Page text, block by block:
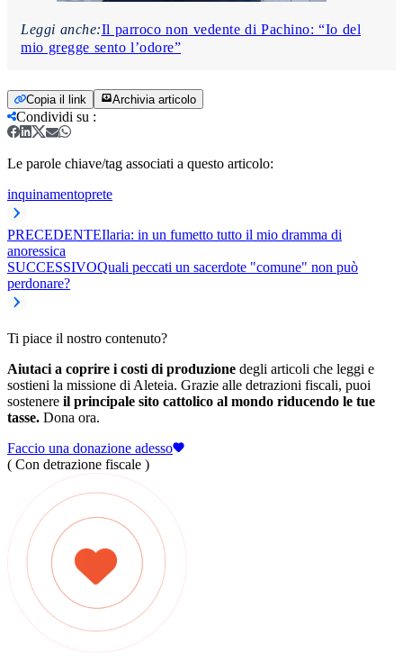
Leggi anche:Il parroco non vedente di Pachino: “Io del
mio gregge sento l’odore”
Copia il link Archivia articolo
Condividi su :
Le parole chiave/tag associati a questo articolo:
inquinamentoprete
PRECEDENTEIlaria: in un fumetto tutto il mio dramma di
anoressica
SUCCESSIVOQuali peccati un sacerdote "comune" non può
perdonare?
Ti piace il nostro contenuto?
Aiutaci a coprire i costi di produzione degli articoli che leggi e
sostieni la missione di Aleteia. Grazie alle detrazioni fiscali, puoi
sostenere il principale sito cattolico al mondo riducendo le tue
tasse. Dona ora.
Faccio una donazione adesso
( Con detrazione fiscale )